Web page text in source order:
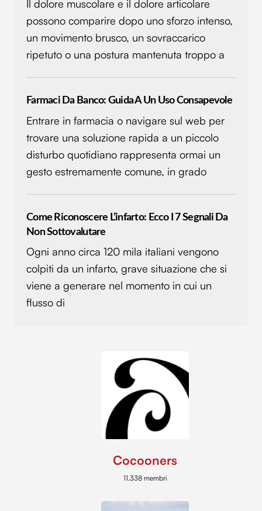
dalla Dichiarazione sui cookie.
Utilizziamo i cookie per personalizzare contenuti ed
annunci, per fornire funzionalità dei social media e per
nostri partner che si occupano di analisi dei dati web,
con altre informazioni che hai fornito loro o che hanno
raccolto dal tuo utilizzo dei loro servizi.
Il dolore muscolare e il dolore articolare
possono comparire dopo uno sforzo intenso,
un movimento brusco, un sovraccarico
ripetuto o una postura mantenuta troppo a
Farmaci Da Banco: Guida A Un Uso Consapevole
Entrare in farmacia o navigare sul web per
trovare una soluzione rapida a un piccolo
disturbo quotidiano rappresenta ormai un
gesto estremamente comune, in grado
Come Riconoscere L’infarto: Ecco I 7 Segnali Da
Non Sottovalutare
Ogni anno circa 120 mila italiani vengono
colpiti da un infarto, grave situazione che si
viene a generare nel momento in cui un
flusso di
Cocooners
11.338 membri